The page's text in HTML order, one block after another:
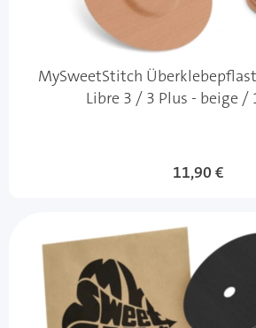
MySweetStitch
Libre 3 / 3 Plus - beige /
11,90 €